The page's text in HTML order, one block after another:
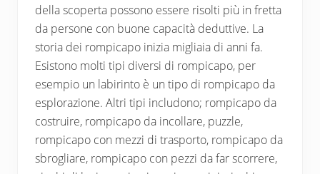
della scoperta possono essere risolti più in fretta
da persone con buone capacità deduttive. La
storia dei rompicapo inizia migliaia di anni fa.
Esistono molti tipi diversi di rompicapo, per
esempio un labirinto è un tipo di rompicapo da
esplorazione. Altri tipi includono; rompicapo da
costruire, rompicapo da incollare, puzzle,
rompicapo con mezzi di trasporto, rompicapo da
sbrogliare, rompicapo con pezzi da far scorrere,